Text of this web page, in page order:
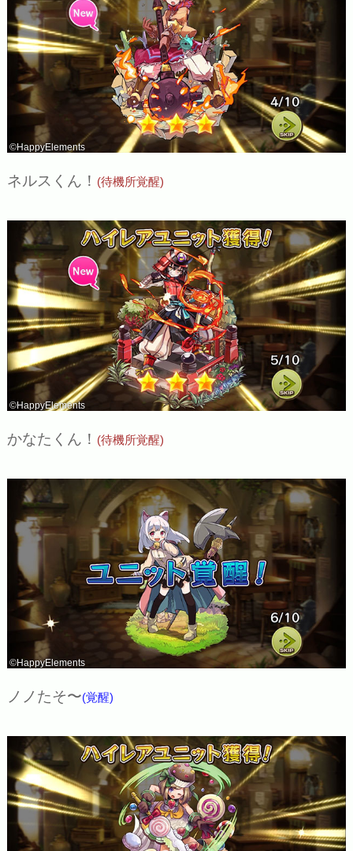
©HappyElements
ネルスくん！ (待機所覚醒)
©HappyElements
かなたくん！ (待機所覚醒)
©HappyElements
ノノたそ〜(覚醒)